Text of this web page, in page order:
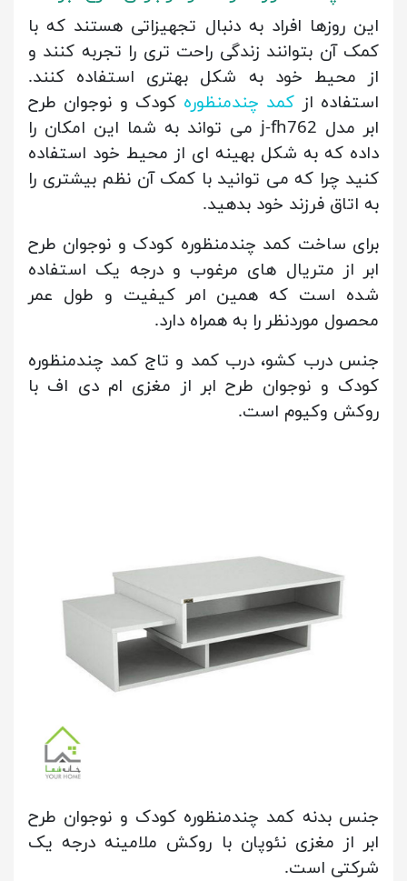
این روزها افراد به دنبال تجهیزاتی هستند که با
کمک آن بتوانند زندگی راحت تری را تجربه کنند و
از محیط خود به شکل بهتری استفاده کنند.
استفاده از کمد چندمنظوره کودک و نوجوان طرح
ابر مدل j-fh762 می تواند به شما این امکان را
داده که به شکل بهینه ای از محیط خود استفاده
کنید چرا که می توانید با کمک آن نظم بیشتری را
به اتاق فرزند خود بدهید.
برای ساخت کمد چندمنظوره کودک و نوجوان طرح
ابر از متریال های مرغوب و درجه یک استفاده
شده است که همین امر کیفیت و طول عمر
محصول موردنظر را به همراه دارد.
جنس درب کشو، درب کمد و تاج کمد چندمنظوره
کودک و نوجوان طرح ابر از مغزی ام دی اف با
روکش وکیوم است.
جنس بدنه کمد چندمنظوره کودک و نوجوان طرح
ابر از مغزی نئوپان با روکش ملامینه درجه یک
شرکتی است.